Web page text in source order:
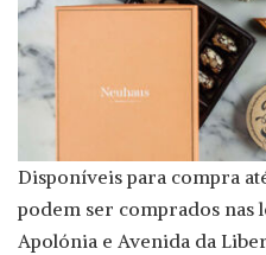
Disponíveis para compra
podem ser comprados nas
Apolónia e Avenida da